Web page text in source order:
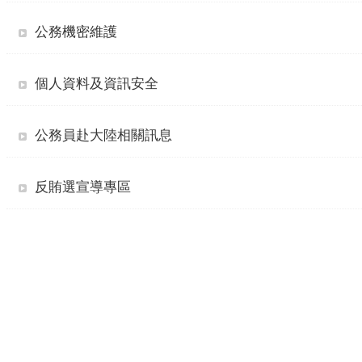
公務機密維護
個人資料及資訊安全
公務員赴大陸相關訊息
反賄選宣導專區